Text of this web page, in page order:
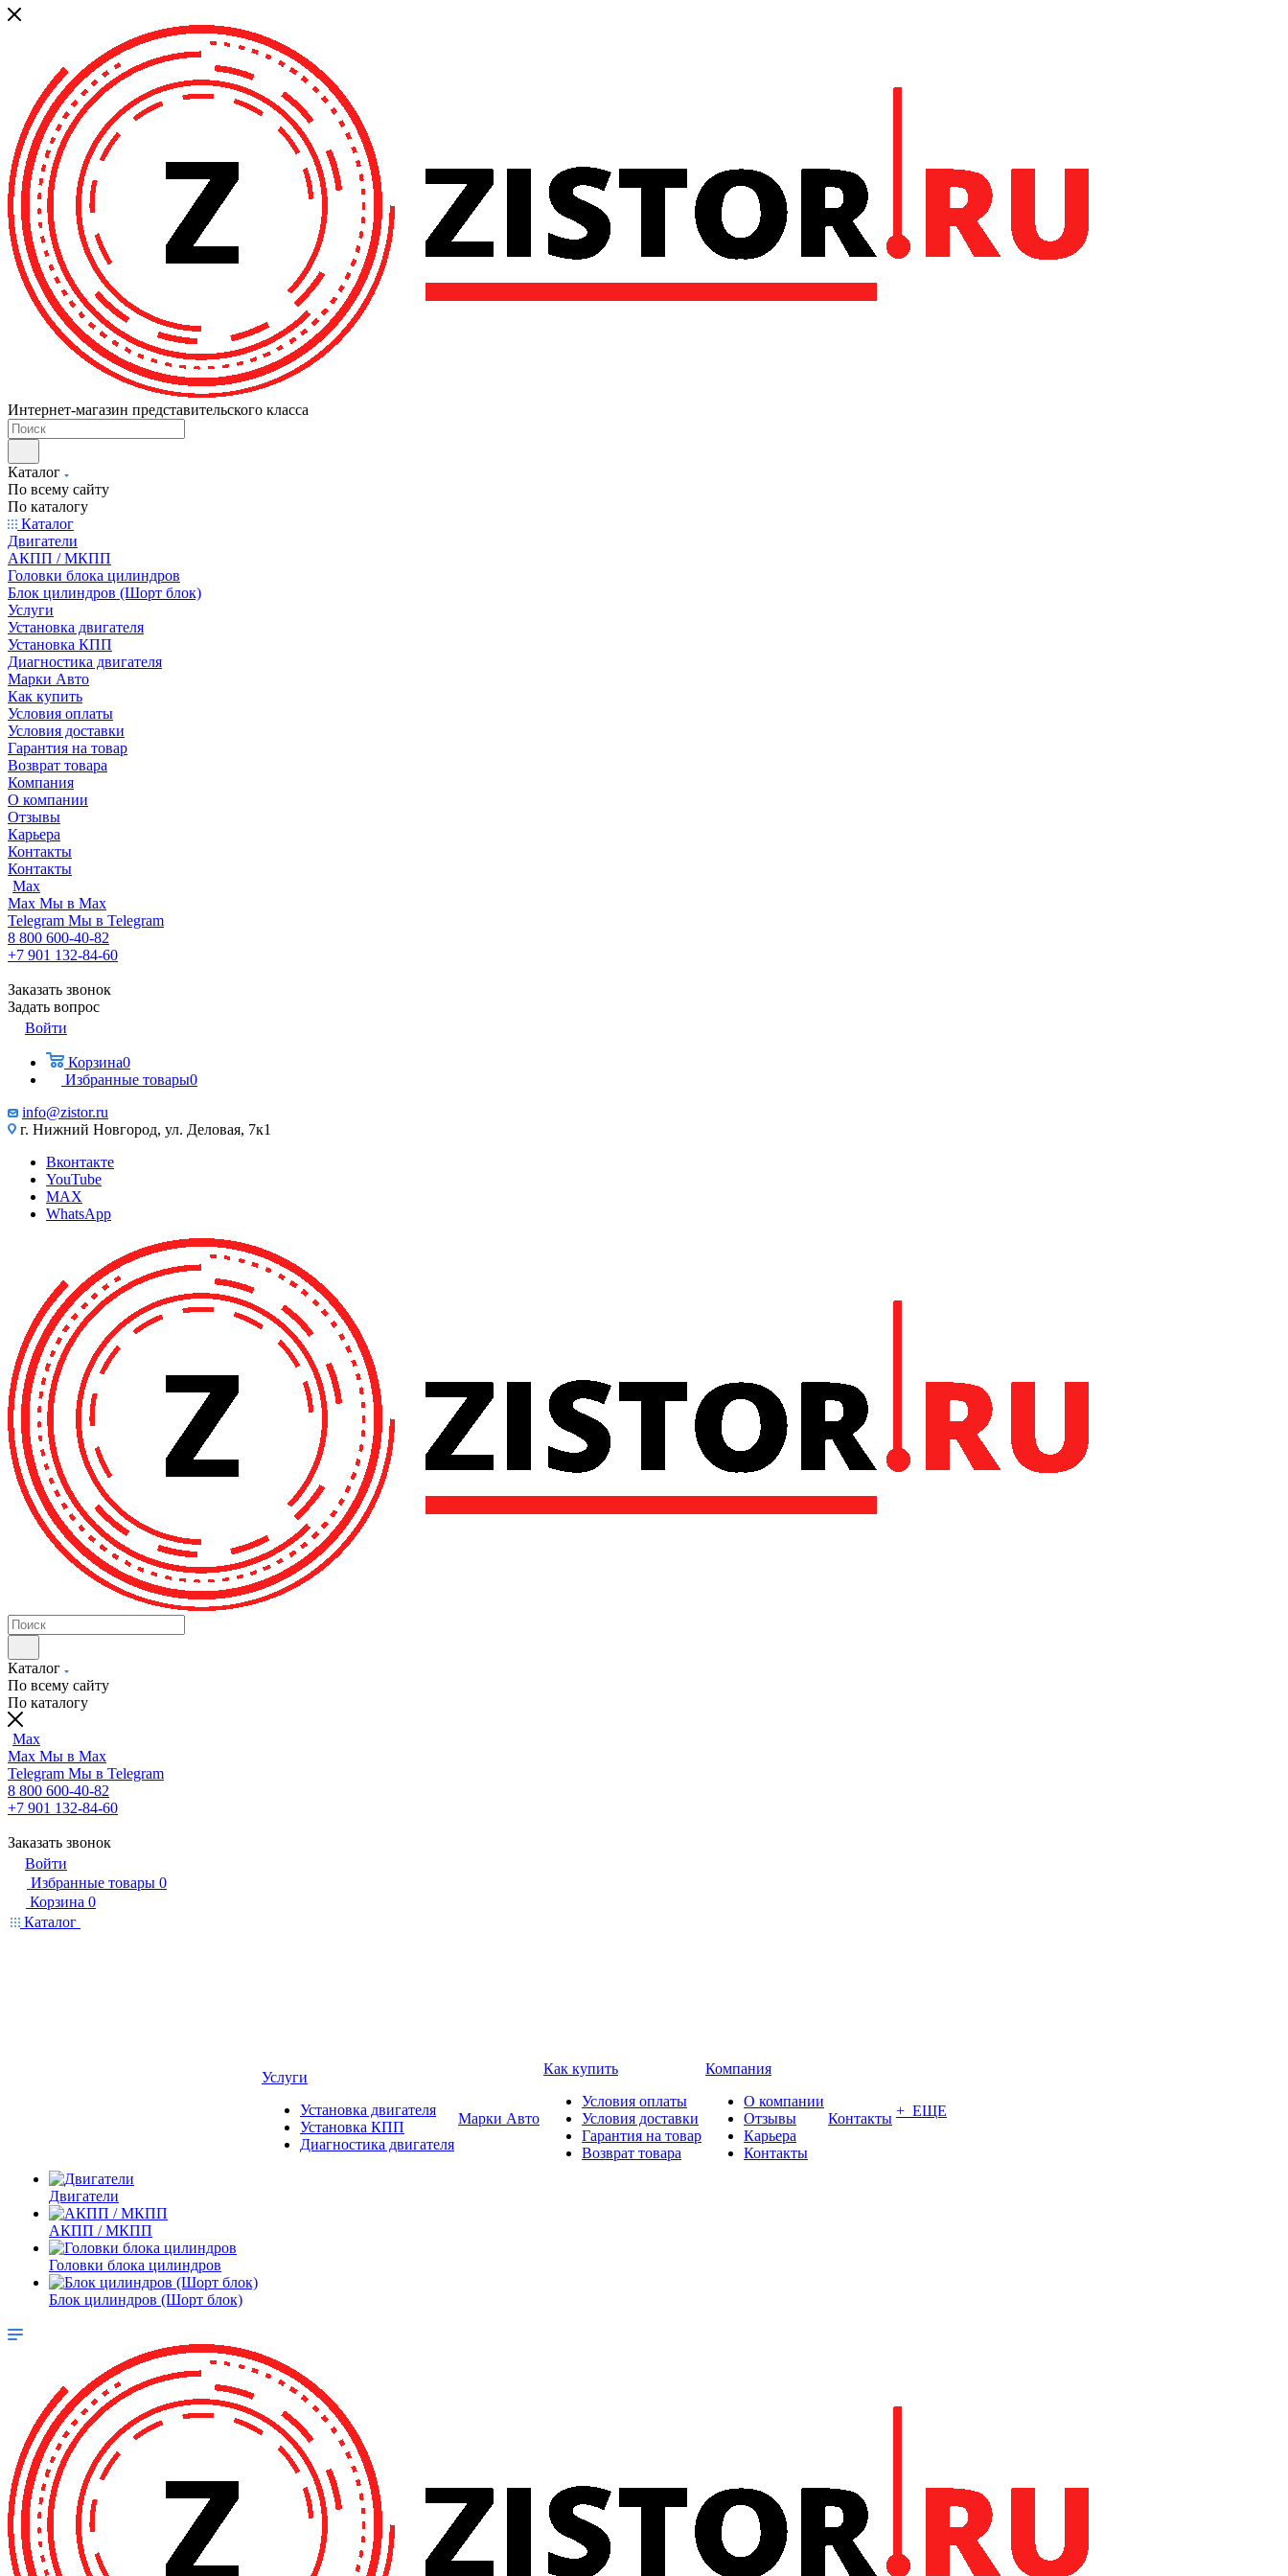
Интернет-магазин представительского класса
Каталог
По всему сайту
По каталогу
Каталог
Двигатели
АКПП / МКПП
Головки блока цилиндров
Блок цилиндров (Шорт блок)
Услуги
Установка двигателя
Установка КПП
Диагностика двигателя
Марки Авто
Как купить
Условия оплаты
Условия доставки
Гарантия на товар
Возврат товара
Компания
О компании
Отзывы
Карьера
Контакты
Контакты
Max
Max Мы в Max
Telegram Мы в Telegram
8 800 600-40-82
+7 901 132-84-60
Заказать звонок
Задать вопрос
Войти
Корзина0
Избранные товары0
info@zistor.ru
г. Нижний Новгород, ул. Деловая, 7к1
Вконтакте
YouTube
MAX
WhatsApp
Каталог
По всему сайту
По каталогу
Max
Max Мы в Max
Telegram Мы в Telegram
8 800 600-40-82
+7 901 132-84-60
Заказать звонок
Войти
Избранные товары 0
Корзина 0
Каталог
Двигатели
АКПП / МКПП
Головки блока цилиндров
Блок цилиндров (Шорт блок)
Услуги
Установка двигателя
Установка КПП
Диагностика двигателя
Марки Авто
Как купить
Условия оплаты
Условия доставки
Гарантия на товар
Возврат товара
Компания
О компании
Отзывы
Карьера
Контакты
Контакты + ЕЩЕ